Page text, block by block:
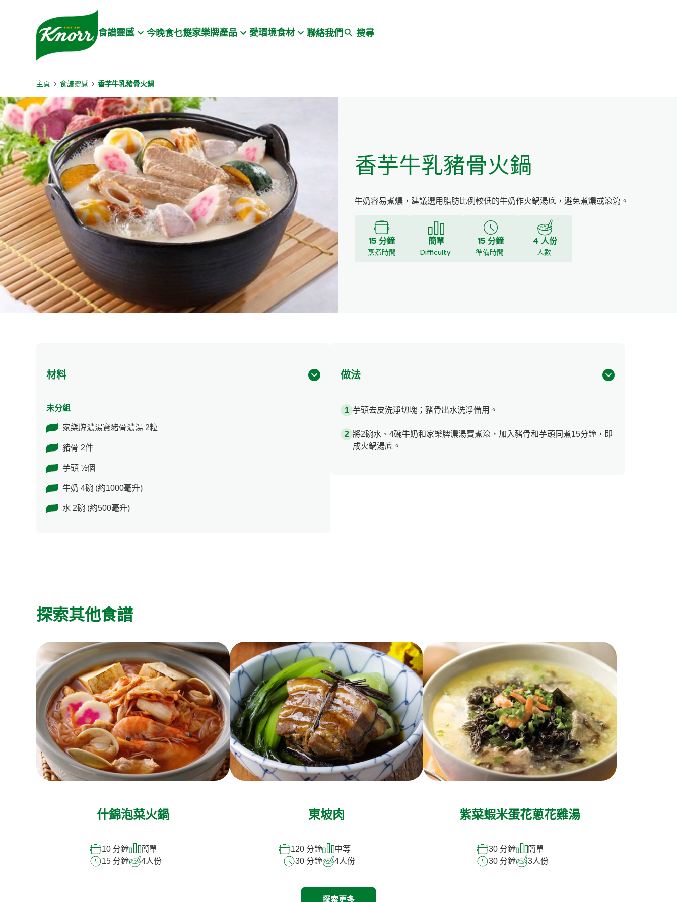
Skip to:
食譜靈感 今晚食乜餸家樂牌產品 愛環境食材 聯絡我們 搜尋
主頁 食譜靈感 香芋牛乳豬骨火鍋
香芋牛乳豬骨火鍋
牛奶容易煮燶，建議選用脂肪比例較低的牛奶作火鍋湯底，避免煮燶或滾瀉。
15 分鐘
烹煮時間
簡單
Difficulty
15 分鐘
準備時間
4 人份
人數
材料
未分組
家樂牌濃湯寶豬骨濃湯 2粒
豬骨 2件
芋頭 ½個
牛奶 4碗 (約1000毫升)
水 2碗 (約500毫升)
做法
芋頭去皮洗淨切塊；豬骨出水洗淨備用。
將2碗水、4碗牛奶和家樂牌濃湯寶煮滾，加入豬骨和芋頭同煮15分鐘，即
成火鍋湯底。
探索其他食譜
什錦泡菜火鍋
10 分鐘
簡單
15 分鐘
4人份
東坡肉
120 分鐘
中等
30 分鐘
4人份
紫菜蝦米蛋花蔥花雞湯
30 分鐘
簡單
30 分鐘
3人份
探索更多